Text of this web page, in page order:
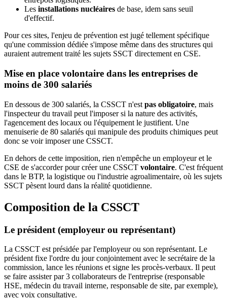
Les installations nucléaires de base, idem sans seuil
d'effectif.
Pour ces sites, l'enjeu de prévention est jugé tellement spécifique
qu'une commission dédiée s'impose même dans des structures qui
auraient autrement traité les sujets SSCT directement en CSE.
Mise en place volontaire dans les entreprises de
moins de 300 salariés
En dessous de 300 salariés, la CSSCT n'est pas obligatoire, mais
l'inspecteur du travail peut l'imposer si la nature des activités,
l'agencement des locaux ou l'équipement le justifient. Une
menuiserie de 80 salariés qui manipule des produits chimiques peut
donc se voir imposer une CSSCT.
En dehors de cette imposition, rien n'empêche un employeur et le
CSE de s'accorder pour créer une CSSCT volontaire. C'est fréquent
dans le BTP, la logistique ou l'industrie agroalimentaire, où les sujets
SSCT pèsent lourd dans la réalité quotidienne.
Composition de la CSSCT
Le président (employeur ou représentant)
La CSSCT est présidée par l'employeur ou son représentant. Le
président fixe l'ordre du jour conjointement avec le secrétaire de la
commission, lance les réunions et signe les procès-verbaux. Il peut
se faire assister par 3 collaborateurs de l'entreprise (responsable
HSE, médecin du travail interne, responsable de site, par exemple),
avec voix consultative.